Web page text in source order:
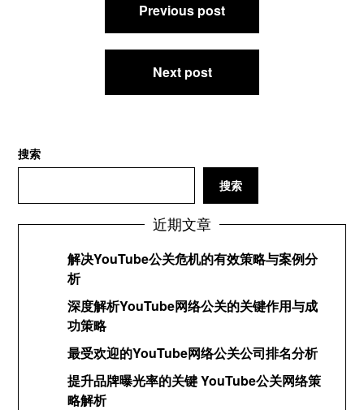
Previous post
Next post
搜索
搜索
近期文章
解决YouTube公关危机的有效策略与案例分
析
深度解析YouTube网络公关的关键作用与成
功策略
最受欢迎的YouTube网络公关公司排名分析
提升品牌曝光率的关键 YouTube公关网络策
略解析